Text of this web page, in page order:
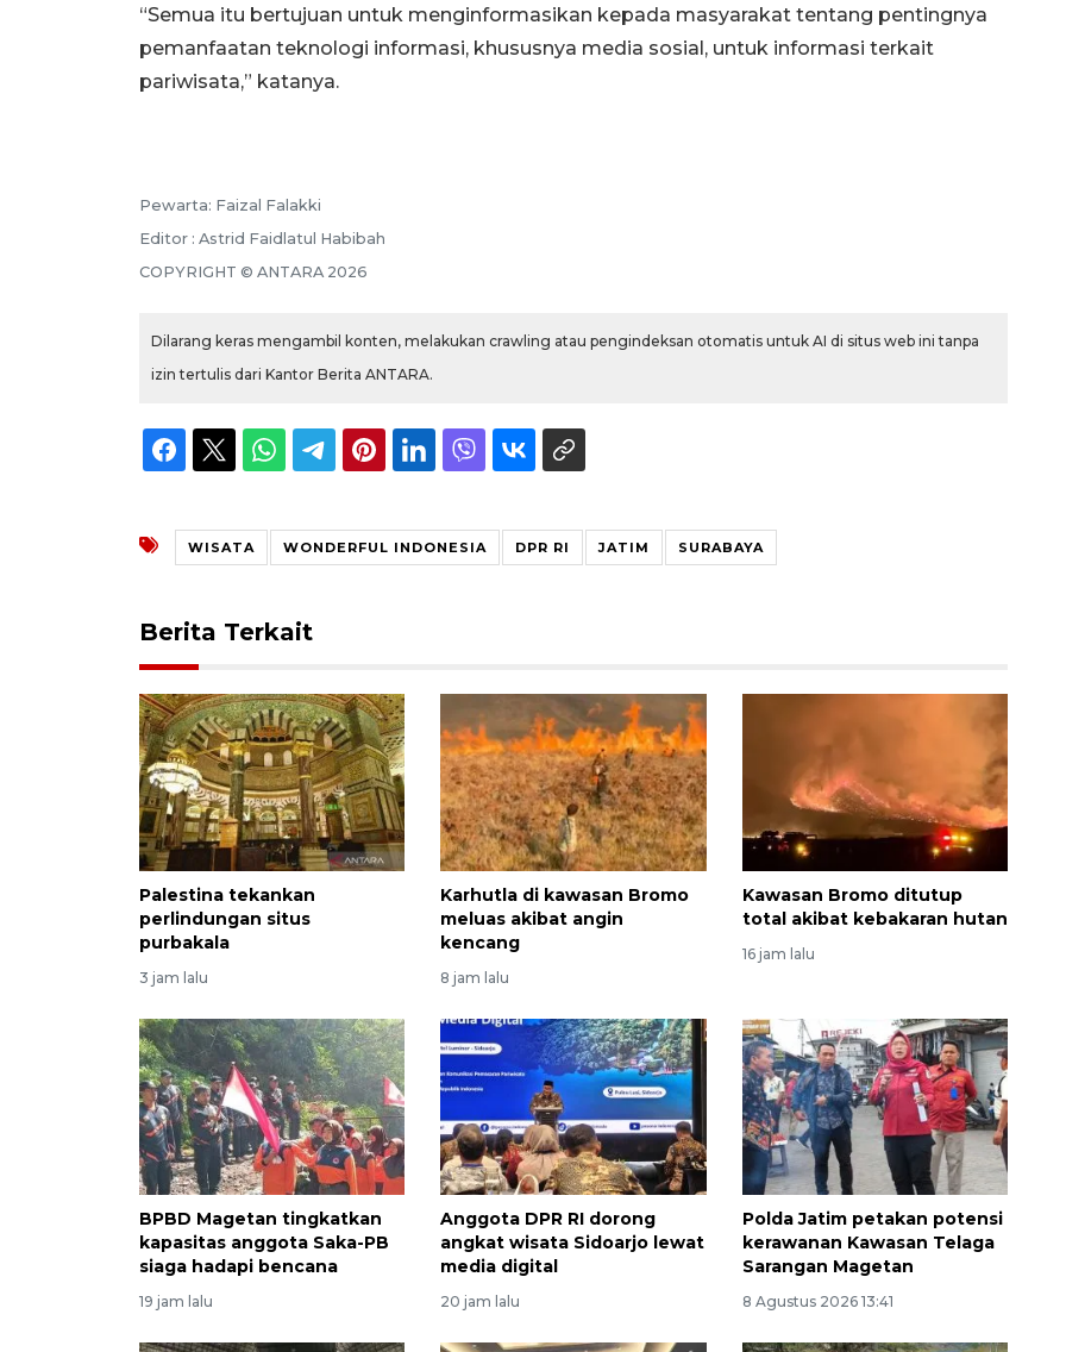
“Semua itu bertujuan untuk menginformasikan kepada masyarakat tentang pentingnya
pemanfaatan teknologi informasi, khususnya media sosial, untuk informasi terkait
pariwisata,” katanya.
Pewarta: Faizal Falakki
Editor : Astrid Faidlatul Habibah
COPYRIGHT © ANTARA 2026
Dilarang keras mengambil konten, melakukan crawling atau pengindeksan otomatis untuk AI di situs web ini tanpa
izin tertulis dari Kantor Berita ANTARA.
WISATA WONDERFUL INDONESIA DPR RI JATIM SURABAYA
Berita Terkait
Palestina tekankan
perlindungan situs
purbakala
3 jam lalu
Karhutla di kawasan Bromo
meluas akibat angin
kencang
8 jam lalu
Kawasan Bromo ditutup
total akibat kebakaran hutan
16 jam lalu
BPBD Magetan tingkatkan
kapasitas anggota Saka-PB
siaga hadapi bencana
19 jam lalu
Anggota DPR RI dorong
angkat wisata Sidoarjo lewat
media digital
20 jam lalu
Polda Jatim petakan potensi
kerawanan Kawasan Telaga
Sarangan Magetan
8 Agustus 2026 13:41
Layanan haji Indonesia